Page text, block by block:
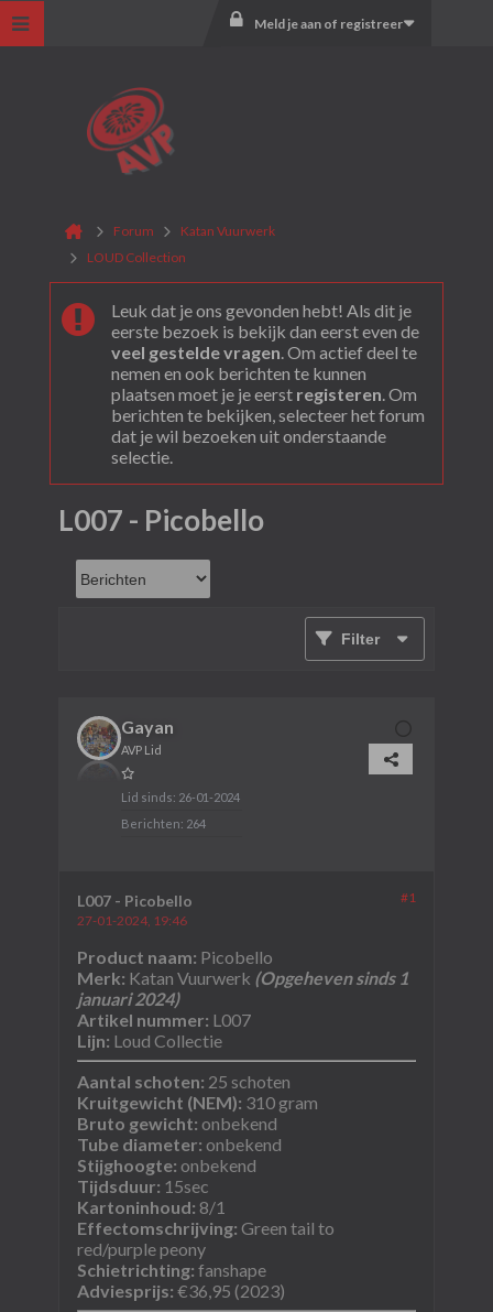
Meld je aan of registreer
Forum
Katan Vuurwerk
LOUD Collection
Leuk dat je ons gevonden hebt! Als dit je
eerste bezoek is bekijk dan eerst even de
veel gestelde vragen. Om actief deel te
nemen en ook berichten te kunnen
plaatsen moet je je eerst registeren. Om
berichten te bekijken, selecteer het forum
dat je wil bezoeken uit onderstaande
selectie.
L007 - Picobello
Filter
Gayan
AVP Lid
Lid sinds: 26-01-2024
Berichten: 264
#1
L007 - Picobello
27-01-2024, 19:46
Product naam: Picobello
Merk: Katan Vuurwerk (Opgeheven sinds 1
januari 2024)
Artikel nummer: L007
Lijn: Loud Collectie
Aantal schoten: 25 schoten
Kruitgewicht (NEM): 310 gram
Bruto gewicht: onbekend
Tube diameter: onbekend
Stijghoogte: onbekend
Tijdsduur: 15sec
Kartoninhoud:​ 8/1
Effectomschrijving: Green tail to
red/purple peony​
Schietrichting: fanshape
Adviesprijs: €36,95 (2023)​​​​​